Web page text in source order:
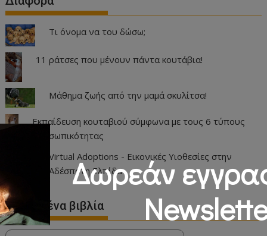
Τι όνομα να του δώσω;
11 ράτσες που μένουν πάντα κουτάβια!
Μάθημα ζωής από την μαμά σκυλίτσα!
Εκπαίδευση κουταβιού σύμφωνα με τους 6 τύπους
προσωπικότητας
Virtual Adoptions - Εικονικές Υιοθεσίες στην
Αδέσποτη Ελπίδα
Αγαπημένα βιβλία
Δωρεάν